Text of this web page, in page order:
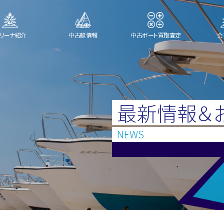
ーナ紹介 中古艇情報 中古ボート買取査定
最新情報＆
NEWS